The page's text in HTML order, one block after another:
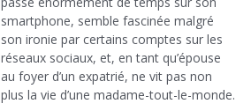
smartphone, semble fascinée malgré
son ironie par certains comptes sur les
réseaux sociaux, et, en tant qu’épouse
au foyer d’un expatrié, ne vit pas non
plus la vie d’une madame-tout-le-monde.